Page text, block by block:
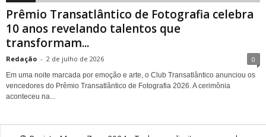
Prêmio Transatlântico de Fotografia celebra
10 anos revelando talentos que
transformam...
Redação - 2 de julho de 2026 0
Em uma noite marcada por emoção e arte, o Club Transatlântico anunciou os
vencedores do Prêmio Transatlântico de Fotografia 2026. A cerimônia
aconteceu na...